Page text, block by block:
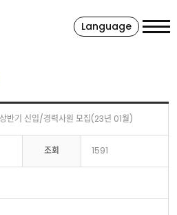
Language
반기 신입/경력사원 모집(23년 01월)
조회 1591